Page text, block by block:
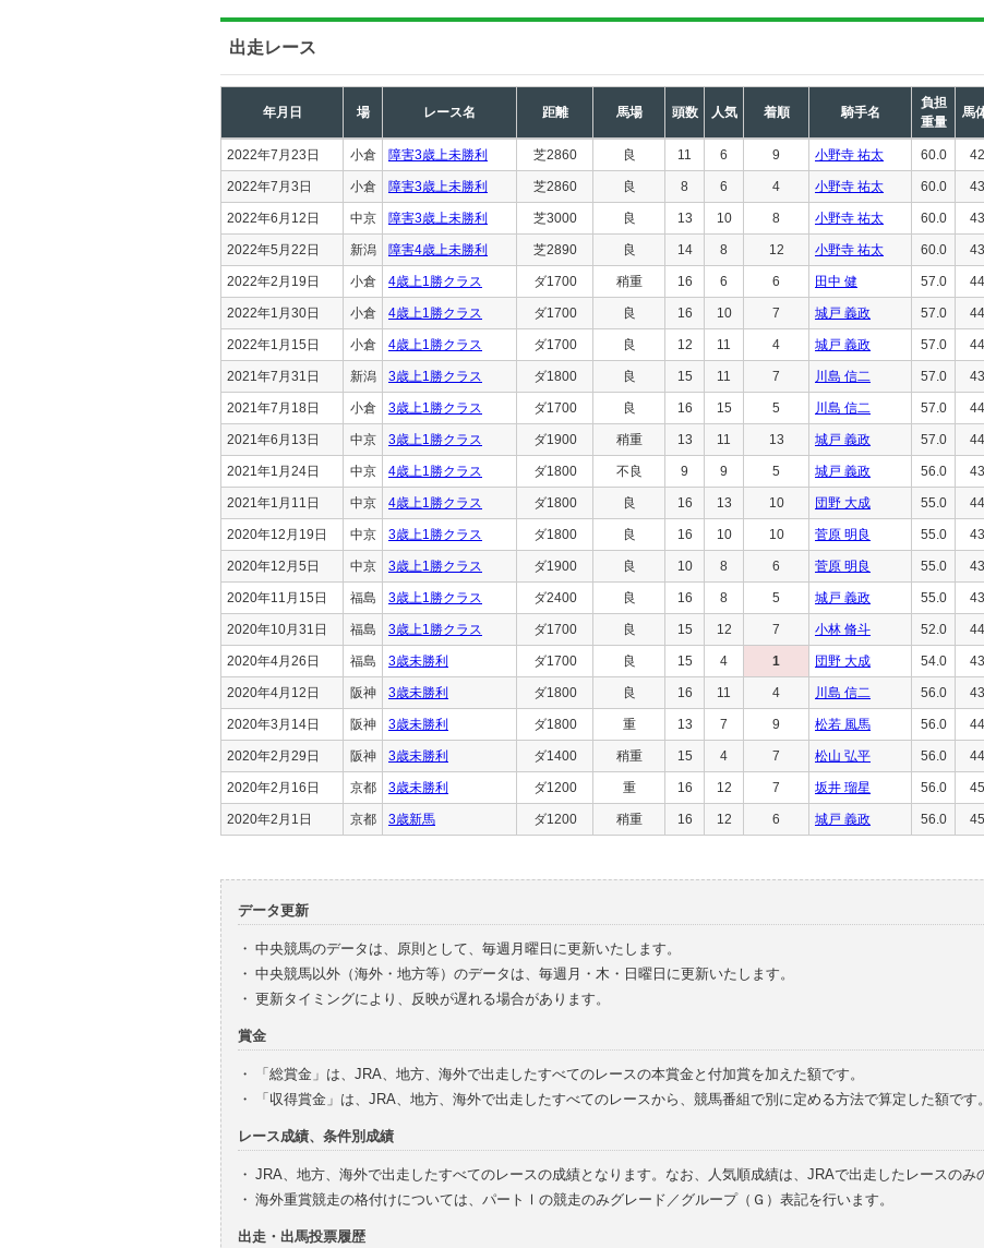
出走レース
年月日 場 レース名 距離 馬場 頭数 人気 着順 騎手名
負担
重量
馬
2022年7月23日 小倉 障害3歳上未勝利 芝2860 良 11 6 9 小野寺 祐太 60.0
2022年7月3日 小倉 障害3歳上未勝利 芝2860 良 8 6 4 小野寺 祐太 60.0
2022年6月12日 中京 障害3歳上未勝利 芝3000 良 13 10 8 小野寺 祐太 60.0
2022年5月22日 新潟 障害4歳上未勝利 芝2890 良 14 8 12 小野寺 祐太 60.0
2022年2月19日 小倉 4歳上1勝クラス ダ1700 稍重 16 6 6 田中 健 57.0
2022年1月30日 小倉 4歳上1勝クラス ダ1700 良 16 10 7 城戸 義政 57.0
2022年1月15日 小倉 4歳上1勝クラス ダ1700 良 12 11 4 城戸 義政 57.0
2021年7月31日 新潟 3歳上1勝クラス ダ1800 良 15 11 7 川島 信二 57.0
2021年7月18日 小倉 3歳上1勝クラス ダ1700 良 16 15 5 川島 信二 57.0
2021年6月13日 中京 3歳上1勝クラス ダ1900 稍重 13 11 13 城戸 義政 57.0
2021年1月24日 中京 4歳上1勝クラス ダ1800 不良 9 9 5 城戸 義政 56.0
2021年1月11日 中京 4歳上1勝クラス ダ1800 良 16 13 10 団野 大成 55.0
2020年12月19日 中京 3歳上1勝クラス ダ1800 良 16 10 10 菅原 明良 55.0
2020年12月5日 中京 3歳上1勝クラス ダ1900 良 10 8 6 菅原 明良 55.0
2020年11月15日 福島 3歳上1勝クラス ダ2400 良 16 8 5 城戸 義政 55.0
2020年10月31日 福島 3歳上1勝クラス ダ1700 良 15 12 7 小林 脩斗 52.0
2020年4月26日 福島 3歳未勝利 ダ1700 良 15 4 1 団野 大成 54.0
2020年4月12日 阪神 3歳未勝利 ダ1800 良 16 11 4 川島 信二 56.0
2020年3月14日 阪神 3歳未勝利 ダ1800 重 13 7 9 松若 風馬 56.0
2020年2月29日 阪神 3歳未勝利 ダ1400 稍重 15 4 7 松山 弘平 56.0
2020年2月16日 京都 3歳未勝利 ダ1200 重 16 12 7 坂井 瑠星 56.0
2020年2月1日 京都 3歳新馬 ダ1200 稍重 16 12 6 城戸 義政 56.0
データ更新
・ 中央競馬のデータは、原則として、毎週月曜日に更新いたします。
・ 中央競馬以外（海外・地方等）のデータは、毎週月・木・日曜日に更新いたします。
・ 更新タイミングにより、反映が遅れる場合があります。
賞金
・
「総賞金」は、JRA、地方、海外で出走したすべてのレースの本賞金と付加賞を加えた額です。
・
「収得賞金」は、JRA、地方、海外で出走したすべてのレースから、競馬番組で別に定める方法で算定した額です。
レース成績、条件別成績
・ JRA、地方、海外で出走したすべてのレースの成績となります。なお、人気順成績は、JRAで出走したレースのみ
・ 海外重賞競走の格付けについては、パートⅠの競走のみグレード／グループ（Ｇ）表記を行います。
出走・出馬投票履歴